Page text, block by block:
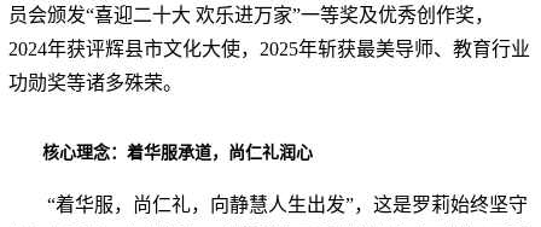
员会颁发“喜迎二十大 欢乐进万家”一等奖及优秀创作奖，
2024年获评辉县市文化大使，2025年斩获最美导师、教育行业
功勋奖等诸多殊荣。
核心理念：着华服承道，尚仁礼润心
“着华服，尚仁礼，向静慧人生出发”，这是罗莉始终坚守